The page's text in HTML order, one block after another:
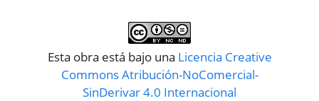
Esta obra está bajo una Licencia Creative
Commons Atribución-NoComercial-
SinDerivar 4.0 Internacional